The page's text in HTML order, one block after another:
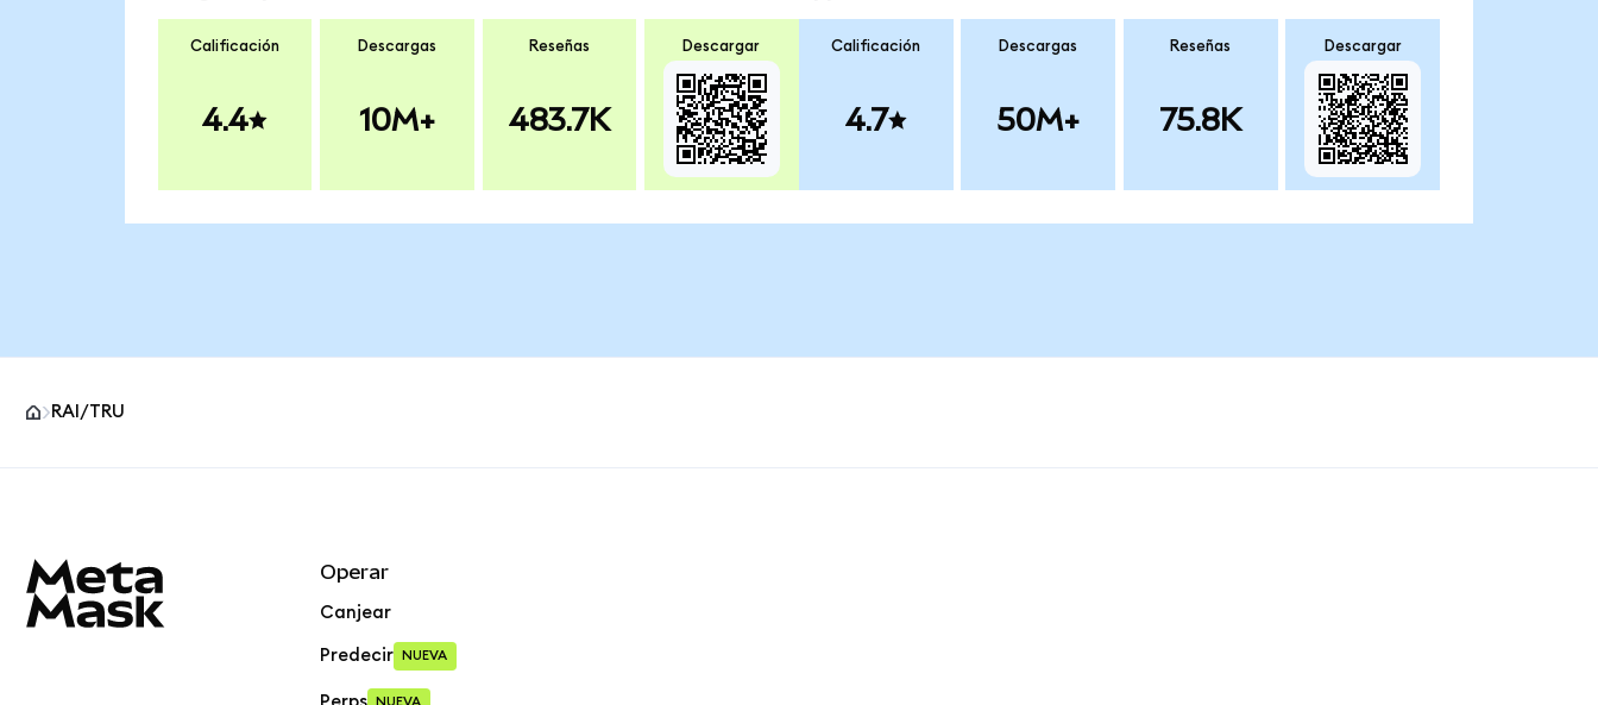
Calificación
4.4
Descargas
10M+
Reseñas
483.7K
Descargar Calificación
4.7
Descargas
50M+
Reseñas
75.8K
Descargar
RAI/TRU
Operar
Canjear
Predecir NUEVA
NUEVA